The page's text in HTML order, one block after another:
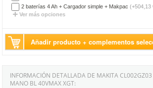
2 baterías 4 Ah + Cargador simple + Makpac (+504,13
Ver más opciones
Añadir producto + complementos
INFORMACIÓN DETALLADA DE MAKITA CL002GZ03
MANO BL 40VMAX XGT: